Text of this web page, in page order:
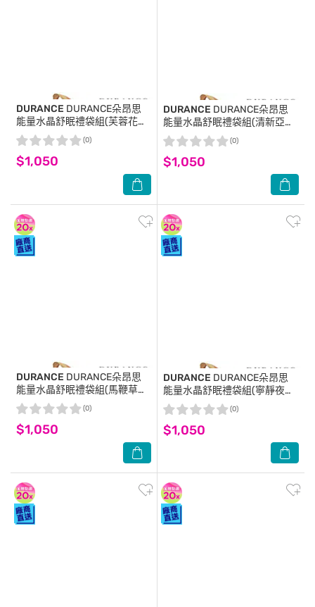
DURANCE DURANCE朵昂思
能量水晶舒眠禮袋組(芙蓉花枕
香X2+黃水晶)附提袋-專櫃公司
貨
$1,050
(0)
DURANCE DURANCE朵昂思
能量水晶舒眠禮袋組(清新亞麻
枕香X2+黃水晶)附提袋-專櫃公
司貨
$1,050
(0)
DURANCE DURANCE朵昂思
能量水晶舒眠禮袋組(馬鞭草枕
香X2+黃水晶)附提袋-專櫃公司
貨
$1,050
(0)
DURANCE DURANCE朵昂思
能量水晶舒眠禮袋組(寧靜夜晚
枕香X2+黃水晶)附提袋-專櫃公
司貨
$1,050
(0)